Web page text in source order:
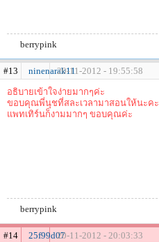
berrypink
#13 ninenarak1120-11-2012 - 19:55:58
อธิบายเข้าใจง่ายมากๆค่ะ
ขอบคุณพี่นุชที่สละเวลามาสอนให้นะคะ
แพทเทิร์นก็งามมากๆ ขอบคุณค่ะ
berrypink
#14 25f99d0720-11-2012 - 20:03:33